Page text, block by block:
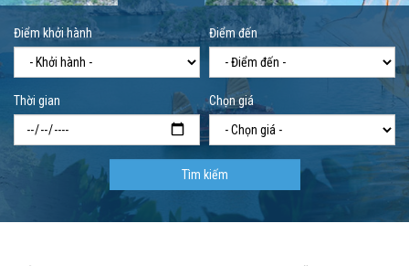
Điểm khởi hành Điểm đến
Thời gian Chọn giá
Tìm kiếm